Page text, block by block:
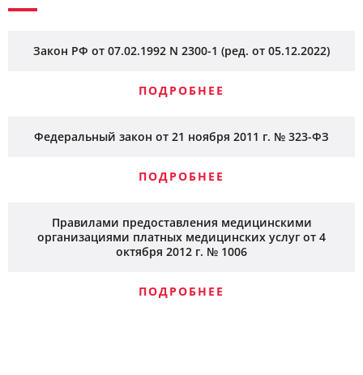
Закон РФ от 07.02.1992 N 2300-1 (ред. от 05.12.2022)
ПОДРОБНЕЕ
Федеральный закон от 21 ноября 2011 г. № 323-ФЗ
ПОДРОБНЕЕ
Правилами предоставления медицинскими
организациями платных медицинских услуг от 4
октября 2012 г. № 1006
ПОДРОБНЕЕ